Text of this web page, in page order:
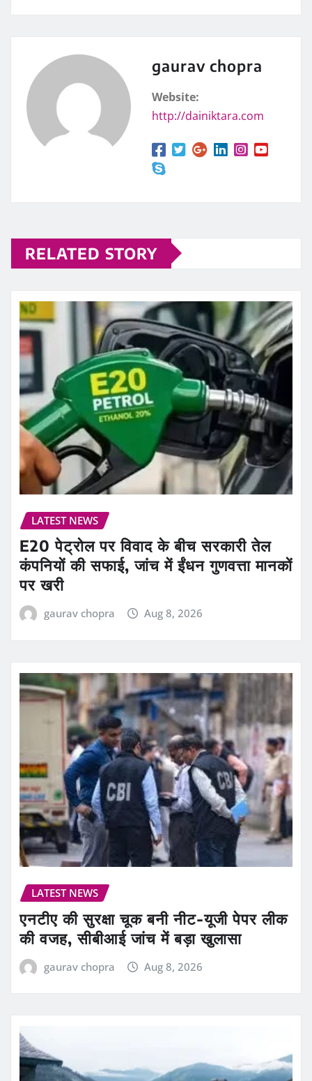
gaurav chopra
Website:
http://dainiktara.com
RELATED STORY
LATEST NEWS
E20 पेट्रोल पर विवाद के बीच सरकारी तेल
कंपनियों की सफाई, जांच में ईंधन गुणवत्ता मानकों
पर खरी
gaurav chopra Aug 8, 2026
LATEST NEWS
एनटीए की सुरक्षा चूक बनी नीट-यूजी पेपर लीक
की वजह, सीबीआई जांच में बड़ा खुलासा
gaurav chopra Aug 8, 2026